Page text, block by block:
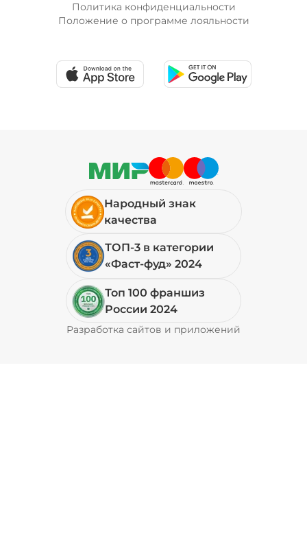
Политика конфиденциальности
Положение о программе лояльности
Народный знак
качества
ТОП-3 в категории
«Фаст-фуд» 2024
Топ 100 франшиз
России 2024
Разработка сайтов и приложений
Pyrobyte